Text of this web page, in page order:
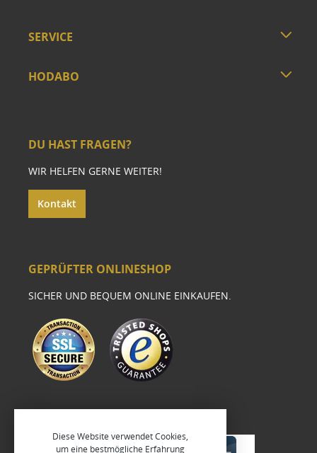
SERVICE
HODABO
DU HAST FRAGEN?
WIR HELFEN GERNE WEITER!
Kontakt
GEPRÜFTER ONLINESHOP
SICHER UND BEQUEM ONLINE EINKAUFEN.
Diese Website verwendet Cookies,
um eine bestmögliche Erfahrung